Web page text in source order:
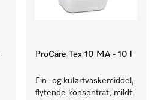
ProCare Tex 10 MA - 10 l
Fin- og kulørtvaskemiddel,
flytende konsentrat, mildt